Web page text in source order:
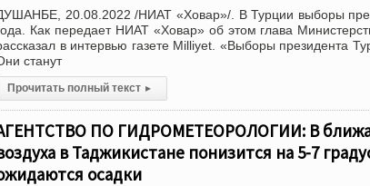
20.08.2022 /НИАТ «Ховар»/. В Турции выборы
Как передает НИАТ «Ховар» об этом глава
в интервью газете Milliyet. «Выборы президента
станут
Прочитать полный текст ▸
ПО ГИДРОМЕТЕОРОЛОГИИ: В
в Таджикистане понизится на 5-7
осадки